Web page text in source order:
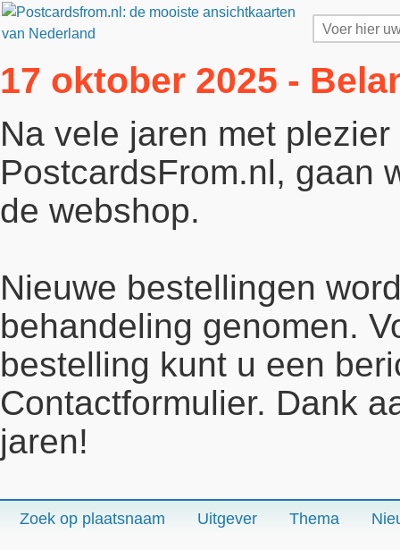
17 oktober 2025 -
Na vele jaren met
PostcardsFrom.nl, gaan
de webshop.
Nieuwe bestellingen
behandeling genomen.
bestelling kunt u een
Contactformulier. Dank
jaren!
Zoek op plaatsnaam Uitgever Thema